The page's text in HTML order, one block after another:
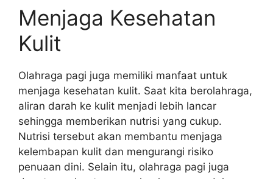
Menjaga Kesehatan
Kulit
Olahraga pagi juga memiliki manfaat untuk
menjaga kesehatan kulit. Saat kita berolahraga,
aliran darah ke kulit menjadi lebih lancar
sehingga memberikan nutrisi yang cukup.
Nutrisi tersebut akan membantu menjaga
kelembapan kulit dan mengurangi risiko
penuaan dini. Selain itu, olahraga pagi juga